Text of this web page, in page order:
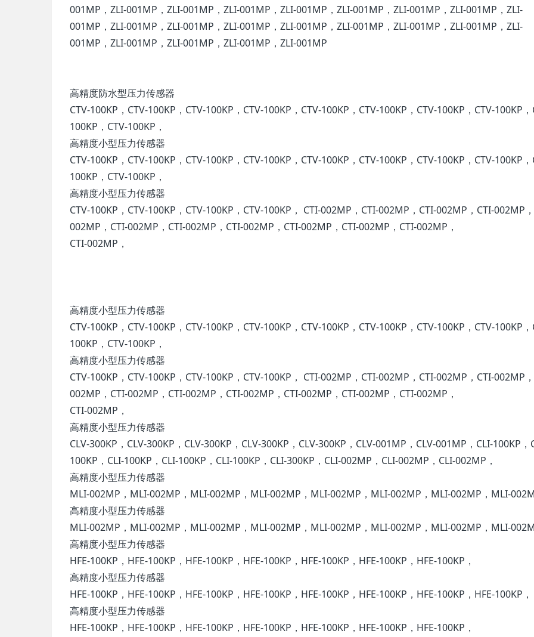
001MP，ZLI-001MP，ZLI-001MP，ZLI-001MP，ZLI-001MP，ZLI-001MP，ZLI-001MP，ZLI-001MP，ZLI-
001MP，ZLI-001MP，ZLI-001MP，ZLI-001MP，ZLI-001MP，ZLI-001MP，ZLI-001MP，ZLI-001MP，ZLI-
001MP，ZLI-001MP，ZLI-001MP，ZLI-001MP，ZLI-001MP
高精度防水型压力传感器
CTV-100KP，CTV-100KP，CTV-100KP，CTV-100KP，CTV-100KP，CTV-100KP，CTV-100KP，CTV-100KP，
100KP，CTV-100KP，
高精度小型压力传感器
CTV-100KP，CTV-100KP，CTV-100KP，CTV-100KP，CTV-100KP，CTV-100KP，CTV-100KP，CTV-100KP，
100KP，CTV-100KP，
高精度小型压力传感器
CTV-100KP，CTV-100KP，CTV-100KP，CTV-100KP， CTI-002MP，CTI-002MP，CTI-002MP，CTI-002MP
002MP，CTI-002MP，CTI-002MP，CTI-002MP，CTI-002MP，CTI-002MP，CTI-002MP，
CTI-002MP，
高精度小型压力传感器
CTV-100KP，CTV-100KP，CTV-100KP，CTV-100KP，CTV-100KP，CTV-100KP，CTV-100KP，CTV-100KP，
100KP，CTV-100KP，
高精度小型压力传感器
CTV-100KP，CTV-100KP，CTV-100KP，CTV-100KP， CTI-002MP，CTI-002MP，CTI-002MP，CTI-002MP
002MP，CTI-002MP，CTI-002MP，CTI-002MP，CTI-002MP，CTI-002MP，CTI-002MP，
CTI-002MP，
高精度小型压力传感器
CLV-300KP，CLV-300KP，CLV-300KP，CLV-300KP，CLV-300KP，CLV-001MP，CLV-001MP，CLI-100KP，
100KP，CLI-100KP，CLI-100KP，CLI-100KP，CLI-300KP，CLI-002MP，CLI-002MP，CLI-002MP，
高精度小型压力传感器
MLI-002MP，MLI-002MP，MLI-002MP，MLI-002MP，MLI-002MP，MLI-002MP，MLI-002MP，MLI-
高精度小型压力传感器
MLI-002MP，MLI-002MP，MLI-002MP，MLI-002MP，MLI-002MP，MLI-002MP，MLI-002MP，MLI-
高精度小型压力传感器
HFE-100KP，HFE-100KP，HFE-100KP，HFE-100KP，HFE-100KP，HFE-100KP，HFE-100KP，
高精度小型压力传感器
HFE-100KP，HFE-100KP，HFE-100KP，HFE-100KP，HFE-100KP，HFE-100KP，HFE-100KP，HFE-100KP，
高精度小型压力传感器
HFE-100KP，HFE-100KP，HFE-100KP，HFE-100KP，HFE-100KP，HFE-100KP，HFE-100KP，